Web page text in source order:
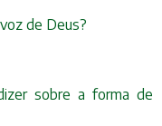
de Deus?
sobre a forma de